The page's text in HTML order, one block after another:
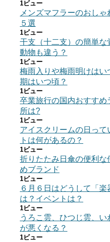
1ビュー
メンズマフラーのおし
５選
1ビュー
干支（十二支）の簡単な
動物も違う？
1ビュー
梅雨入りや梅雨明けは
期はいつ頃？
1ビュー
卒業旅行の国内おすす
所は?
1ビュー
アイスクリームの日っ
トは何があるの？
1ビュー
折りたたみ日傘の便利
めブランド
1ビュー
６月６日はどうして「
は？イベントは？
1ビュー
うろこ雲、ひつじ雲、
が悪くなる？
1ビュー